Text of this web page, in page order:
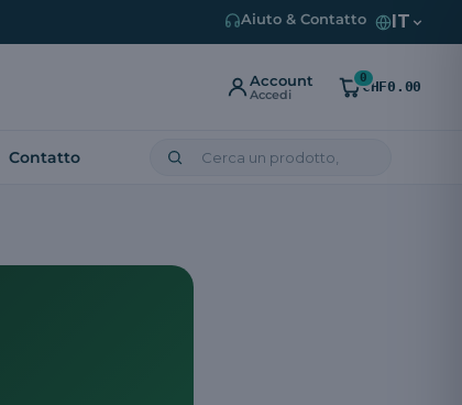
Aiuto & Contatto IT
Account
Accedi
0
CHF0.00
Contatto